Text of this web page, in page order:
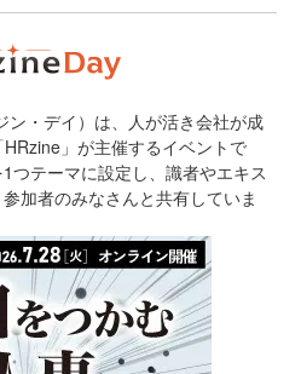
ン・デイ）は、人が活き会社が成
」が主催するイベントで
つテーマに設定し、識者やエキス
加者のみなさんと共有していま